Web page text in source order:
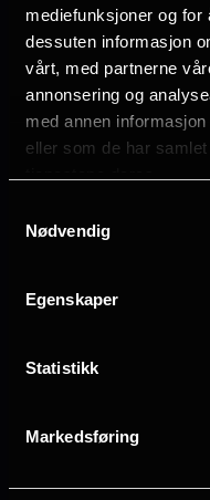
mediefunksjoner og
dessuten informasjon
vårt, med partnerne
annonsering og
med annen
eller som de har
Nødvendig
Egenskaper
Statistikk
Markedsføring
Vurdering: (585
Rollebesetning
Odin Waage
Mads Ousdal
Øystein Røger
Bjørn Sundquist
Andrea Berntzen
Terje Strømdahl
Fridtjov Såheim
NO
Sjanger
Se mer
sine valg for en
dømmekraften
å trosse militære
fremmed skip?
krigsmaskinen?